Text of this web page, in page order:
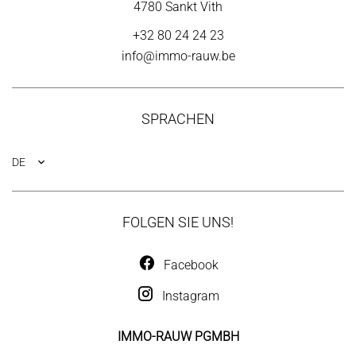
4780 Sankt Vith
+32 80 24 24 23
info@immo-rauw.be
SPRACHEN
DE
FOLGEN SIE UNS!
Facebook
Instagram
IMMO-RAUW PGMBH